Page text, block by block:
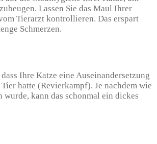
Lassen Sie das Maul Ihrer
Tierarzt kontrollieren. Das erspart
Schmerzen.
Ihre Katze eine Auseinandersetzung
hatte (Revierkampf). Je nachdem wie
kann das schonmal ein dickes